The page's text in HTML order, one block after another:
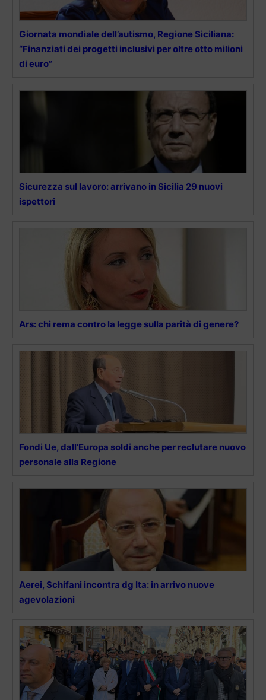
Giornata mondiale dell’autismo, Regione Siciliana:
“Finanziati dei progetti inclusivi per oltre otto milioni
di euro”
Sicurezza sul lavoro: arrivano in Sicilia 29 nuovi
ispettori
Ars: chi rema contro la legge sulla parità di genere?
Fondi Ue, dall’Europa soldi anche per reclutare nuovo
personale alla Regione
Aerei, Schifani incontra dg Ita: in arrivo nuove
agevolazioni